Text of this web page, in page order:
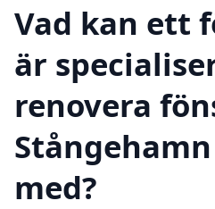
Vad kan ett
är
renovera
med?